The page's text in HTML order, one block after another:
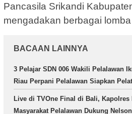
Pancasila Srikandi
mengadakan berbagai
BACAAN LAINNYA
3 Pelajar SDN 006 Wakili Pelalawan
Riau Perpani Pelalawan Siapkan
Live di TVOne Final di Bali, Kapolres
Masyarakat Pelalawan Dukung